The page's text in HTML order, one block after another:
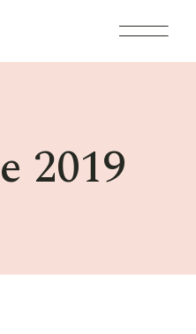
2019